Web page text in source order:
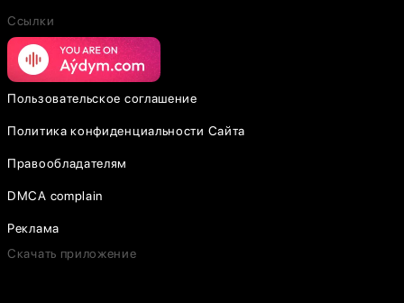
Ссылки
Пользовательское соглашение
Политика конфиденциальности Сайта
Правообладателям
DMCA complain
Реклама
Скачать приложение